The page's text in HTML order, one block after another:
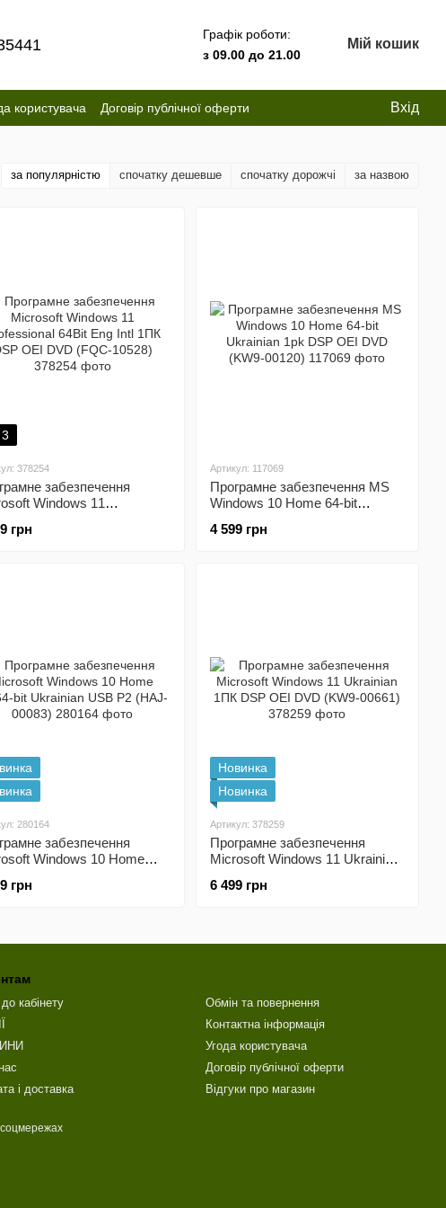
Графік роботи:
з 09.00 до 21.00
Мій кошик
користувача
Договір публічної оферти
Вхід
за популярністю спочатку дешевше спочатку дорожчі за назвою
3
378254
забезпечення
Windows 11
OEI DVD (FQC-10528)
грн
Артикул: 117069
Програмне забезпечення MS
Windows 10 Home 64-bit
(KW9-00120)
4 599 грн
280164
забезпечення
Windows 10 Home
00083)
грн
Новинка
Новинка
Артикул: 378259
Програмне забезпечення
Microsoft Windows 11 Ukrainian
00661)
6 499 грн
кабінету
і доставка
Обмін та повернення
Контактна інформація
Угода користувача
Договір публічної оферти
Відгуки про магазин